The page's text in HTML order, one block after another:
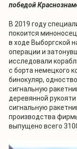
победой
В 2019 году
покоится
в ходе Выборгской
операции и
исследовали
с борта немецкого
бинокуляр,
сигнальную
деревянной
сигнальную
производства
выпущено всего